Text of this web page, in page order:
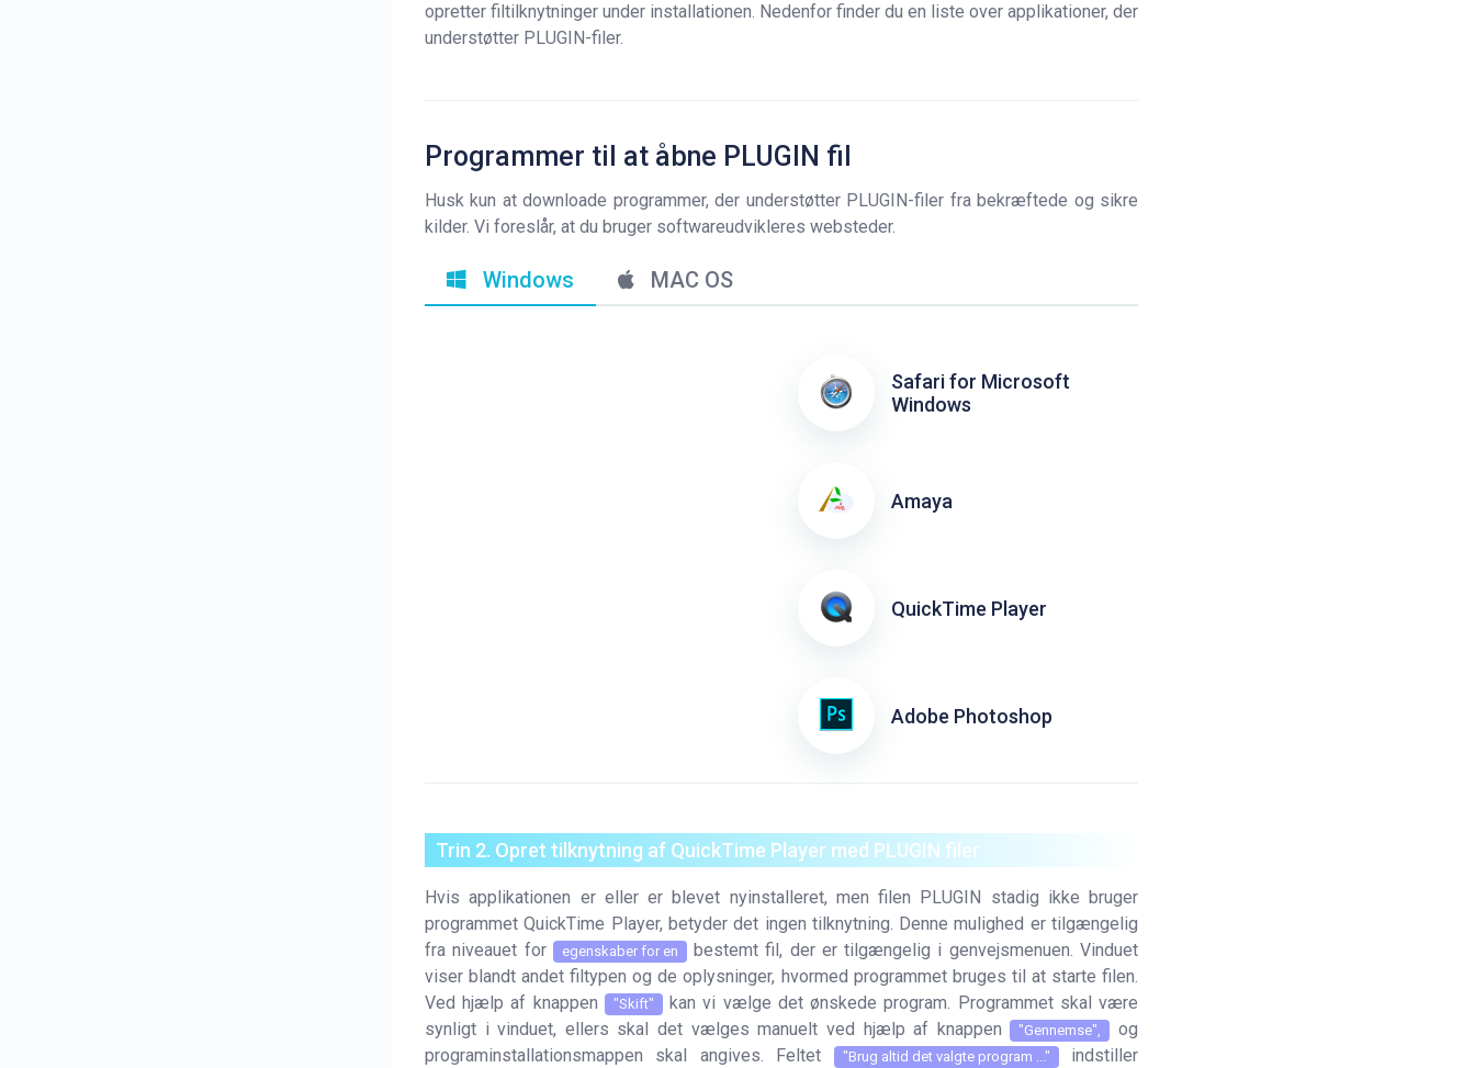
opretter filtilknytninger under installationen. Nedenfor finder du en liste over applikationer, der
understøtter PLUGIN-filer.
Programmer til at åbne PLUGIN fil
Husk kun at downloade programmer, der understøtter PLUGIN-filer fra bekræftede og sikre
kilder. Vi foreslår, at du bruger softwareudvikleres websteder.
Windows MAC OS
Safari for Microsoft
Windows
Amaya
QuickTime Player
Adobe Photoshop
Trin 2. Opret tilknytning af QuickTime Player med PLUGIN filer
Hvis applikationen er eller er blevet nyinstalleret, men filen PLUGIN stadig ikke bruger
programmet QuickTime Player, betyder det ingen tilknytning. Denne mulighed er tilgængelig
fra niveauet for
egenskaber for en bestemt fil, der er tilgængelig i genvejsmenuen. Vinduet
viser blandt andet filtypen og de oplysninger, hvormed programmet bruges til at starte filen.
Ved hjælp af knappen
"Skift" kan vi vælge det ønskede program. Programmet skal være
synligt i vinduet, ellers skal det vælges manuelt ved hjælp af knappen "Gennemse",
og
programinstallationsmappen skal angives. Feltet
"Brug altid det valgte program ..." indstiller